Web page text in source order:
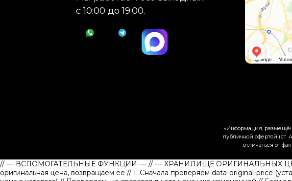
с 10:00 до 19:00.
«Информация,
публичной офертой (ст.
отличаться от
// --- ВСПОМОГАТЕЛЬНЫЕ ФУНКЦИИ --- // --- ХРАНИЛИЩЕ ОРИГИНАЛЬНЫХ
оригинальная цена, возвращаем ее // 1. Сначала проверяем data-original-price